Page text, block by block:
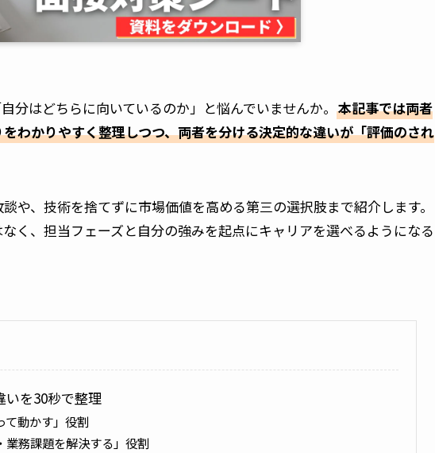
分はどちらに向いているのか」と悩んでいませんか。 本記事では両者
わかりやすく整理しつつ、両者を分ける決定的な違いが「評価のされ
や、技術を捨てずに市場価値を高める第三の選択肢まで紹介します。
く、担当フェーズと自分の強みを起点にキャリアを選べるようになる
を30秒で整理
動かす」役割
務課題を解決する」役割